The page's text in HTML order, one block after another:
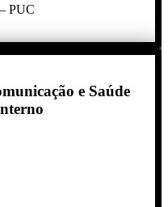
PUC
e Saúde